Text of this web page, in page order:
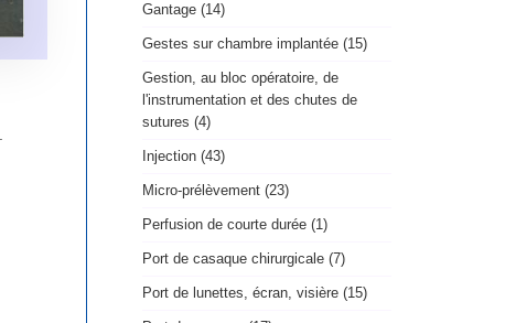
Gantage (14)
Gestes sur chambre implantée (15)
Gestion, au bloc opératoire, de
l'instrumentation et des chutes de
sutures (4)
Injection (43)
Micro-prélèvement (23)
Perfusion de courte durée (1)
Port de casaque chirurgicale (7)
Port de lunettes, écran, visière (15)